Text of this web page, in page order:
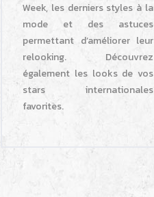
Week, les derniers styles à la
mode et des astuces
permettant d’améliorer leur
relooking. Découvrez
également les looks de vos
stars internationales
favorites.